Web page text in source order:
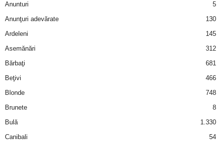
Anunturi
5
Anunţuri adevărate
130
Ardeleni
145
Asemănări
312
Bărbaţi
681
Beţivi
466
Blonde
748
Brunete
8
Bulă
1.330
Canibali
54